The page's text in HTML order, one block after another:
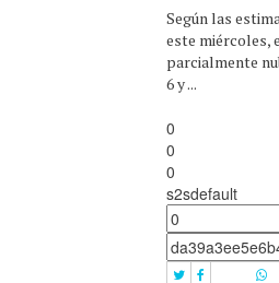
Según las
este miércoles,
parcialmente
6 y ...
0
0
0
s2sdefault